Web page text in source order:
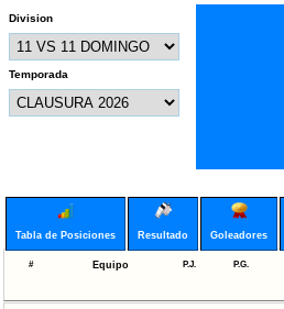
Division
Temporada
Tabla de Posiciones Resultado Goleadores
# Equipo P.J. P.G.